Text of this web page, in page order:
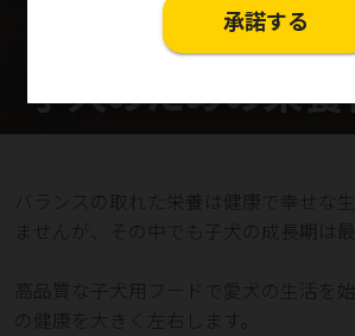
承諾する
子犬のための栄養
バランスの取れた栄養は健康で幸せな
ませんが、その中でも子犬の成長期は
高品質な子犬用フードで愛犬の生活を
の健康を大きく左右します。